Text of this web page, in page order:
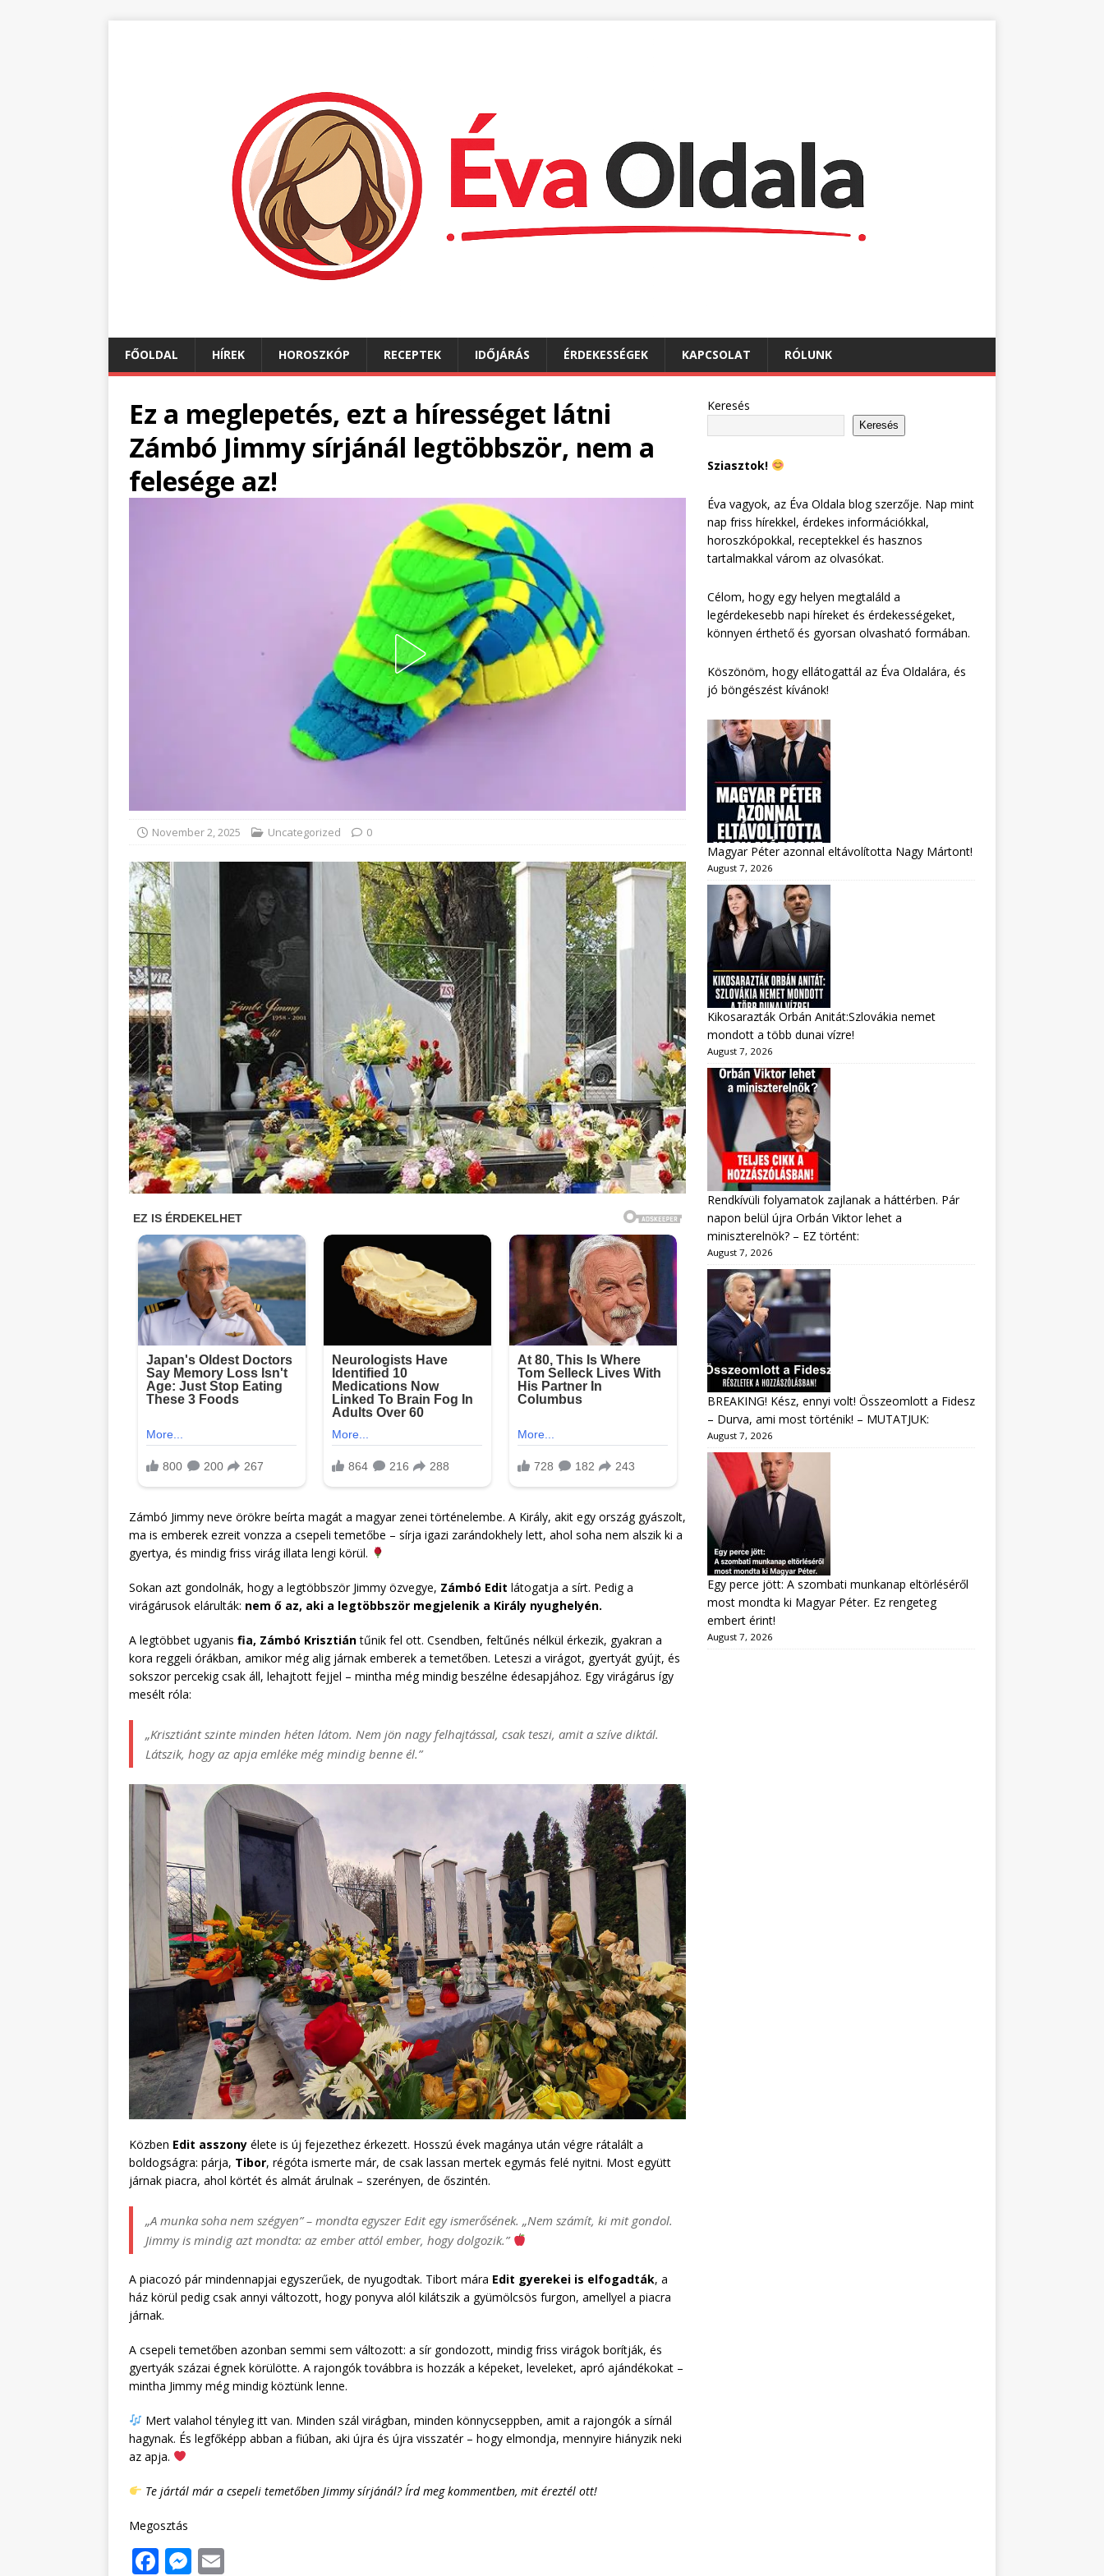
FŐOLDAL HÍREK HOROSZKÓP RECEPTEK IDŐJÁRÁS ÉRDEKESSÉGEK KAPCSOLAT RÓLUNK
Ez a meglepetés, ezt a hírességet látni
Zámbó Jimmy sírjánál legtöbbször, nem a
felesége az!
November 2, 2025 Uncategorized 0
Zámbó Jimmy neve örökre beírta magát a magyar zenei történelembe. A Király, akit egy ország gyászolt,
ma is emberek ezreit vonzza a csepeli temetőbe – sírja igazi zarándokhely lett, ahol soha nem alszik ki a
gyertya, és mindig friss virág illata lengi körül.
Sokan azt gondolnák, hogy a legtöbbször Jimmy özvegye, Zámbó Edit látogatja a sírt. Pedig a
virágárusok elárulták: nem ő az, aki a legtöbbször megjelenik a Király nyughelyén.
A legtöbbet ugyanis fia, Zámbó Krisztiántűnik fel ott. Csendben, feltűnés nélkül érkezik, gyakran a
kora reggeli órákban, amikor még alig járnak emberek a temetőben. Leteszi a virágot, gyertyát gyújt, és
sokszor percekig csak áll, lehajtott fejjel – mintha még mindig beszélne édesapjához. Egy virágárus így
mesélt róla:
„Krisztiánt szinte minden héten látom. Nem jön nagy felhajtással, csak teszi, amit a szíve diktál.
Látszik, hogy az apja emléke még mindig benne él.”
Közben Edit asszony élete is új fejezethez érkezett. Hosszú évek magánya után végre rátalált a
boldogságra: párja, Tibor, régóta ismerte már, de csak lassan mertek egymás felé nyitni. Most együtt
járnak piacra, ahol körtét és almát árulnak – szerényen, de őszintén.
„A munka soha nem szégyen” – mondta egyszer Edit egy ismerősének. „Nem számít, ki mit gondol.
Jimmy is mindig azt mondta: az ember attól ember, hogy dolgozik.”
A piacozó pár mindennapjai egyszerűek, de nyugodtak. Tibort mára Edit gyerekei is elfogadták, a
ház körül pedig csak annyi változott, hogy ponyva alól kilátszik a gyümölcsös furgon, amellyel a piacra
járnak.
A csepeli temetőben azonban semmi sem változott: a sír gondozott, mindig friss virágok borítják, és
gyertyák százai égnek körülötte. A rajongók továbbra is hozzák a képeket, leveleket, apró ajándékokat –
mintha Jimmy még mindig köztünk lenne.
Mert valahol tényleg itt van. Minden szál virágban, minden könnycseppben, amit a rajongók a sírnál
hagynak. És legfőképp abban a fiúban, aki újra és újra visszatér – hogy elmondja, mennyire hiányzik neki
az apja.
Te jártál már a csepeli temetőben Jimmy sírjánál? Írd meg kommentben, mit éreztél ott!
Megosztás
F M
Keresés
Keresés
Sziasztok!
Éva vagyok, az Éva Oldala blog szerzője. Nap mint
nap friss hírekkel, érdekes információkkal,
horoszkópokkal, receptekkel és hasznos
tartalmakkal várom az olvasókat.
Célom, hogy egy helyen megtaláld a
legérdekesebb napi híreket és érdekességeket,
könnyen érthető és gyorsan olvasható formában.
Köszönöm, hogy ellátogattál az Éva Oldalára, és
jó böngészést kívánok!
Magyar Péter azonnal eltávolította Nagy Mártont!
August 7, 2026
Kikosarazták Orbán Anitát:Szlovákia nemet
mondott a több dunai vízre!
August 7, 2026
Rendkívüli folyamatok zajlanak a háttérben. Pár
napon belül újra Orbán Viktor lehet a
miniszterelnök? – EZ történt:
August 7, 2026
BREAKING! Kész, ennyi volt! Összeomlott a Fidesz
– Durva, ami most történik! – MUTATJUK:
August 7, 2026
Egy perce jött: A szombati munkanap eltörléséről
most mondta ki Magyar Péter. Ez rengeteg
embert érint!
August 7, 2026